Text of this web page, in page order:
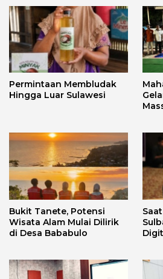
Permintaan Membludak
Hingga Luar Sulawesi
Bukit Tanete, Potensi
Wisata Alam Mulai Dilirik
di Desa Bababulo